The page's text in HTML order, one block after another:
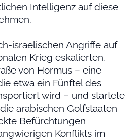
Intelligenz auf diese
israelischen Angriffe auf
Krieg eskalierten,
von Hormus – eine
etwa ein Fünftel des
wird – und startete
arabischen Golfstaaten
Befürchtungen
Konflikts im